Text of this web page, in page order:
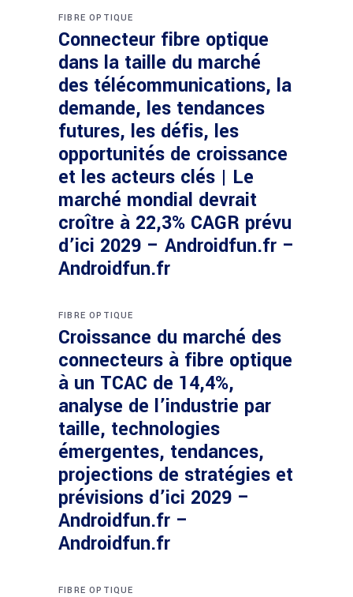
FIBRE OPTIQUE
Connecteur fibre optique
dans la taille du marché
des télécommunications, la
demande, les tendances
futures, les défis, les
opportunités de croissance
et les acteurs clés | Le
marché mondial devrait
croître à 22,3% CAGR prévu
d’ici 2029 – Androidfun.fr –
Androidfun.fr
FIBRE OPTIQUE
Croissance du marché des
connecteurs à fibre optique
à un TCAC de 14,4%,
analyse de l’industrie par
taille, technologies
émergentes, tendances,
projections de stratégies et
prévisions d’ici 2029 –
Androidfun.fr –
Androidfun.fr
FIBRE OPTIQUE